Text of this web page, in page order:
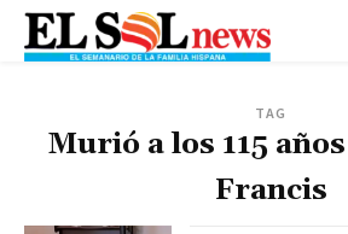
TAG
Murió a los 115
Francis